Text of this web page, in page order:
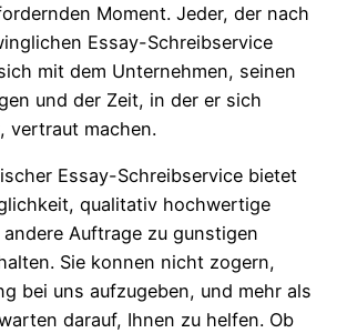
Moment. Jeder, der nach
Essay-Schreibservice
mit dem Unternehmen, seinen
und der Zeit, in der er sich
vertraut machen.
Essay-Schreibservice bietet
qualitativ hochwertige
Auftrage zu gunstigen
Sie konnen nicht zogern,
bei uns aufzugeben, und mehr als
darauf, Ihnen zu helfen. Ob